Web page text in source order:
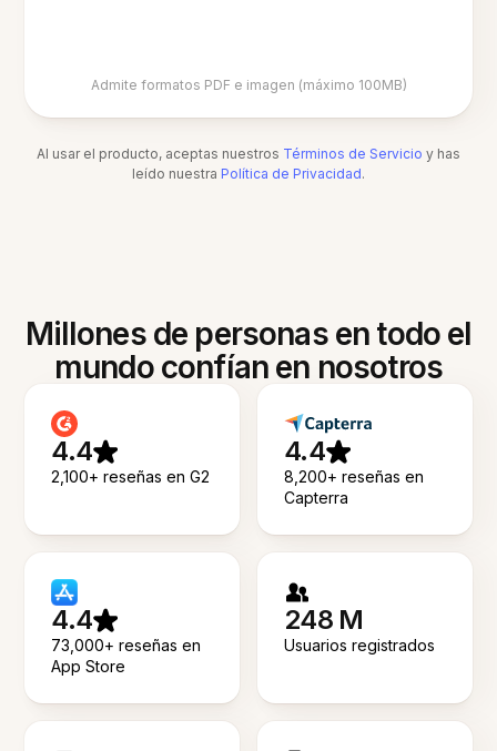
Admite formatos PDF e imagen (máximo 100MB)
Al usar el producto, aceptas nuestros Términos de Servicio y has
leído nuestra Política de Privacidad.
Millones de personas en todo el
mundo confían en nosotros
4.4
2,100+ reseñas en G2
4.4
8,200+ reseñas en
Capterra
4.4
73,000+ reseñas en
App Store
248 M
Usuarios registrados